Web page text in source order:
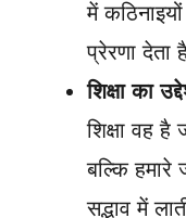
में
प्रेरणा देता
शिक्षा का
शिक्षा वह
बल्कि
सद्भाव में